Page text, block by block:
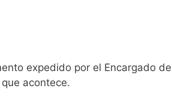
expedido por el Encargado
acontece.